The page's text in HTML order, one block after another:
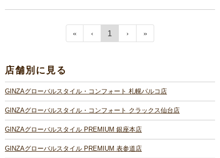
1
店舗別に見る
GINZAグローバルスタイル・コンフォート 札幌パルコ店
GINZAグローバルスタイル・コンフォート クラックス仙台店
GINZAグローバルスタイル PREMIUM 銀座本店
GINZAグローバルスタイル PREMIUM 表参道店